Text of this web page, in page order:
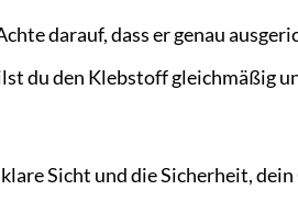
darauf, dass er genau
du den Klebstoff gleichmäßig
Sicht und die Sicherheit,